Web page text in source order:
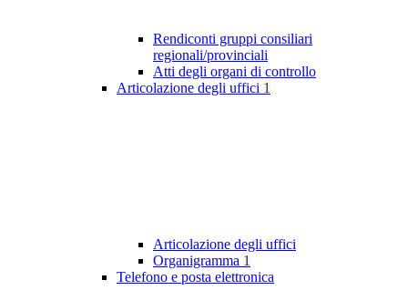
Rendiconti gruppi consiliari
regionali/provinciali
Atti degli organi di controllo
Articolazione degli uffici 1
Articolazione degli uffici
Organigramma 1
Telefono e posta elettronica